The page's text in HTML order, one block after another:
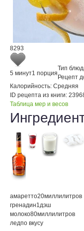
8293
5 минут1 порция
Тип
Рецепт
Калорийность: Средняя
ID рецепта из книги:
Таблица мер и весов
амаретто20миллилитров
гренадин1дэш
молоко80миллилитров
ледпо вкусу